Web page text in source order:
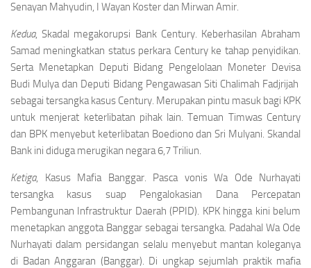
Senayan Mahyudin, I Wayan Koster dan Mirwan Amir.
Kedua, Skadal megakorupsi Bank Century. Keberhasilan Abraham
Samad meningkatkan status perkara Century ke tahap penyidikan.
Serta Menetapkan Deputi Bidang Pengelolaan Moneter Devisa
Budi Mulya dan Deputi Bidang Pengawasan Siti Chalimah Fadjrijah
sebagai tersangka kasus Century. Merupakan pintu masuk bagi KPK
untuk menjerat keterlibatan pihak lain. Temuan Timwas Century
dan BPK menyebut keterlibatan Boediono dan Sri Mulyani. Skandal
Bank ini diduga merugikan negara 6,7 Triliun.
Ketiga, Kasus Mafia Banggar. Pasca vonis Wa Ode Nurhayati
tersangka kasus suap Pengalokasian Dana Percepatan
Pembangunan Infrastruktur Daerah (PPID). KPK hingga kini belum
menetapkan anggota Banggar sebagai tersangka. Padahal Wa Ode
Nurhayati dalam persidangan selalu menyebut mantan koleganya
di Badan Anggaran (Banggar). Di ungkap sejumlah praktik mafia